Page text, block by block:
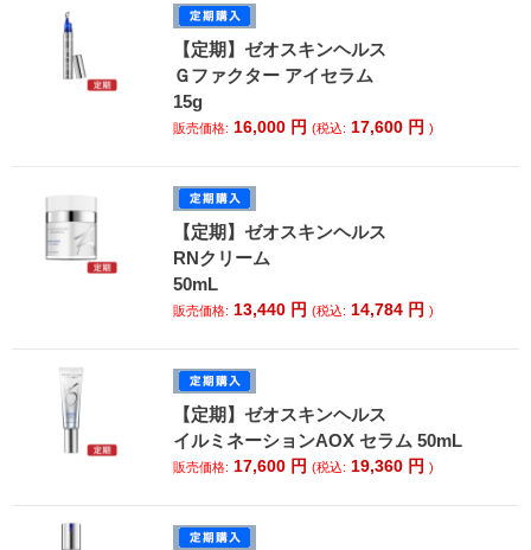
【定期】ゼオスキンヘルス
Ｇファクター アイセラム
15g
販売価格: 16,000 円(税込: 17,600 円)
【定期】ゼオスキンヘルス
RNクリーム
50mL
販売価格: 13,440 円(税込: 14,784 円)
【定期】ゼオスキンヘルス
イルミネーションAOX セラム 50mL
販売価格: 17,600 円(税込: 19,360 円)